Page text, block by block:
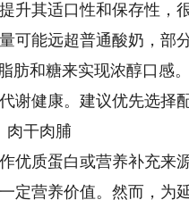
升其适口性和保存性，
可能远超普通酸奶，部
肪和糖来实现浓醇口感
谢健康。建议优先选择
干肉脯
质蛋白或营养补充来源
定营养价值。然而，为